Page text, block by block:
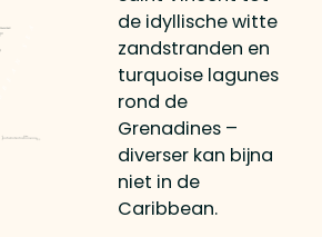
de idyllische witte
zandstranden en
turquoise lagunes
rond de
Grenadines –
diverser kan bijna
niet in de
Caribbean.